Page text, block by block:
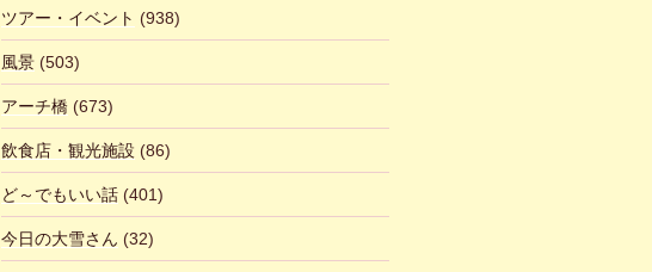
ツアー・イベント (938)
風景(503)
アーチ橋(673)
飲食店・観光施設 (86)
ど～でもいい話(401)
今日の大雪さん (32)